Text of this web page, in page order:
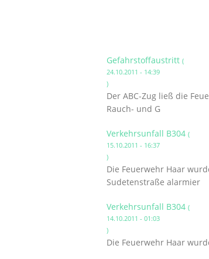
Gefahrstoffaustritt (
24.10.2011 - 14:39
)
Der ABC-Zug ließ die
Rauch- und G
Verkehrsunfall B304 (
15.10.2011 - 16:37
)
Die Feuerwehr Haar
Sudetenstraße alarmier
Verkehrsunfall B304 (
14.10.2011 - 01:03
)
Die Feuerwehr Haar